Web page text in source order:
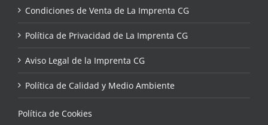
Condiciones de Venta de La Imprenta CG
Política de Privacidad de La Imprenta CG
Aviso Legal de la Imprenta CG
Política de Calidad y Medio Ambiente
Política de Cookies